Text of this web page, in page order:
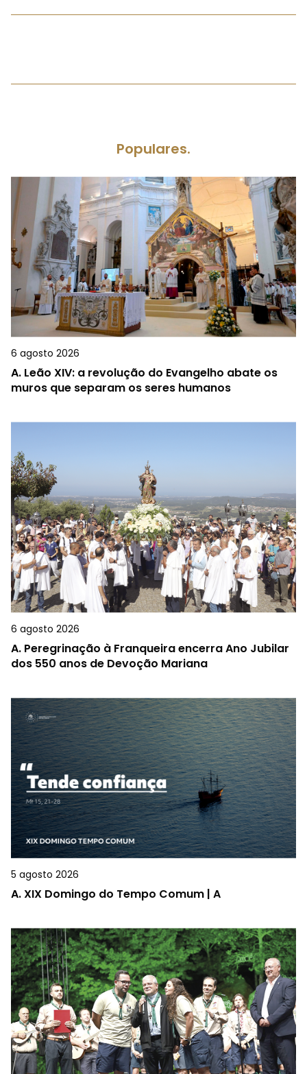
Populares.
6 agosto 2026
A. Leão XIV: a revolução do Evangelho abate os
muros que separam os seres humanos
6 agosto 2026
A. Peregrinação à Franqueira encerra Ano Jubilar
dos 550 anos de Devoção Mariana
5 agosto 2026
A.XIX Domingo do Tempo Comum | A